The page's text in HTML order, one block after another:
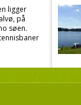
ligger
på
søen.